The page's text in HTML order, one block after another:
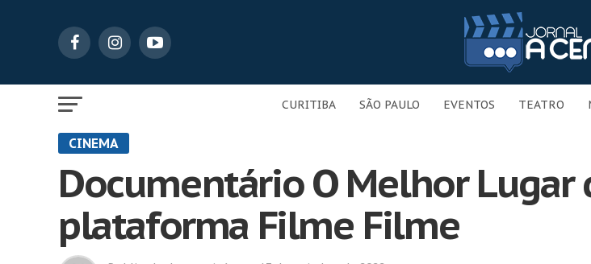
CURITIBA SÃO PAULO EVENTOS TEATRO
CINEMA
Documentário O Melhor
plataforma Filme Filme